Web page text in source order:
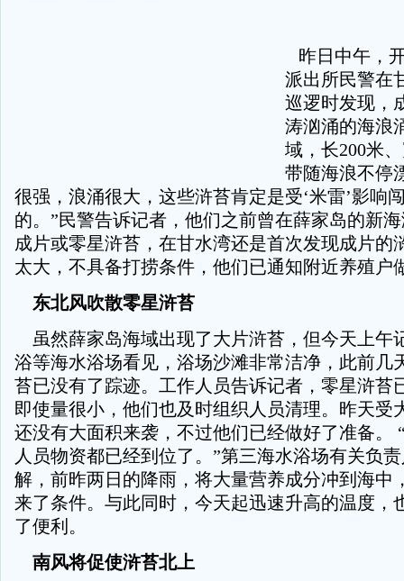
昨日中午，
派出所民警在
巡逻时发现，
涛汹涌的海浪
域，长200米
带随海浪不停
很强，浪涌很大，这些浒苔肯定是受‘米雷’影响
的。”民警告诉记者，他们之前曾在薛家岛的新
成片或零星浒苔，在甘水湾还是首次发现成片的
太大，不具备打捞条件，他们已通知附近养殖户
东北风吹散零星浒苔
虽然薛家岛海域出现了大片浒苔，但今天上午
浴等海水浴场看见，浴场沙滩非常洁净，此前几
苔已没有了踪迹。工作人员告诉记者，零星浒苔
即使量很小，他们也及时组织人员清理。昨天受
还没有大面积来袭，不过他们已经做好了准备。
人员物资都已经到位了。”第三海水浴场有关负
解，前昨两日的降雨，将大量营养成分冲到海中
来了条件。与此同时，今天起迅速升高的温度，
了便利。
南风将促使浒苔北上